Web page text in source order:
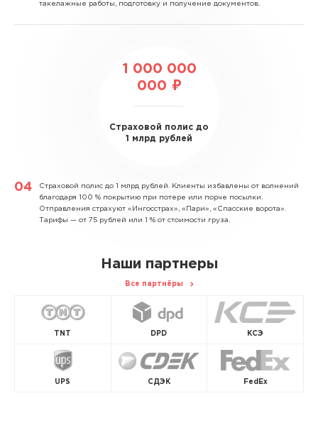
такелажные работы, подготовку и получение документов.
1 000 000
000 ₽
Страховой полис до
1 млрд рублей
Страховой полис до 1 млрд рублей. Клиенты избавлены от волнений
благодаря 100 % покрытию при потере или порче посылки.
Отправления страхуют «Ингосстрах», «Пари», «Спасские ворота».
Тарифы — от 75 рублей или 1 % от стоимости груза.
Наши партнеры
Все партнёры
TNT DPD КСЭ
UPS СДЭК FedEx